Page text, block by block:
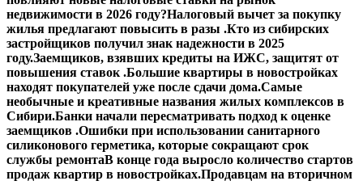
недвижимости в 2026 году?Налоговый вычет за покупку
жилья предлагают повысить в разы .Кто из сибирских
застройщиков получил знак надежности в 2025
году.Заемщиков, взявших кредиты на ИЖС, защитят от
повышения ставок .Большие квартиры в новостройках
находят покупателей уже после сдачи дома.Самые
необычные и креативные названия жилых комплексов в
Сибири.Банки начали пересматривать подход к оценке
заемщиков .Ошибки при использовании санитарного
силиконового герметика, которые сокращают срок
службы ремонтаВ конце года выросло количество стартов
продаж квартир в новостройках.Продавцам на вторичном